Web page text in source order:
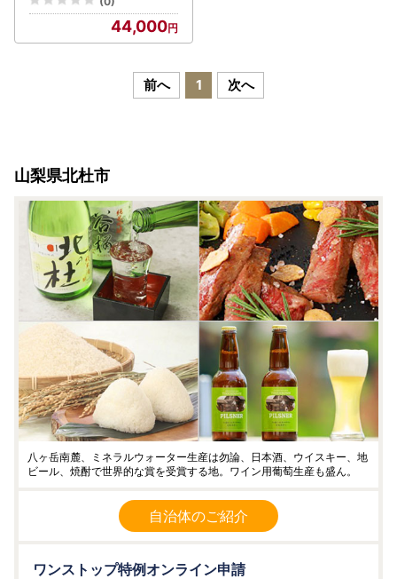
44,000
前へ 1 次へ
山梨県北杜市
八ヶ岳南麓、ミネラルウォーター生産は勿論、日本酒、ウイスキー、地
ビール、焼酎で世界的な賞を受賞する地。ワイン用葡萄生産も盛ん。
自治体のご紹介
ワンストップ特例オンライン申請